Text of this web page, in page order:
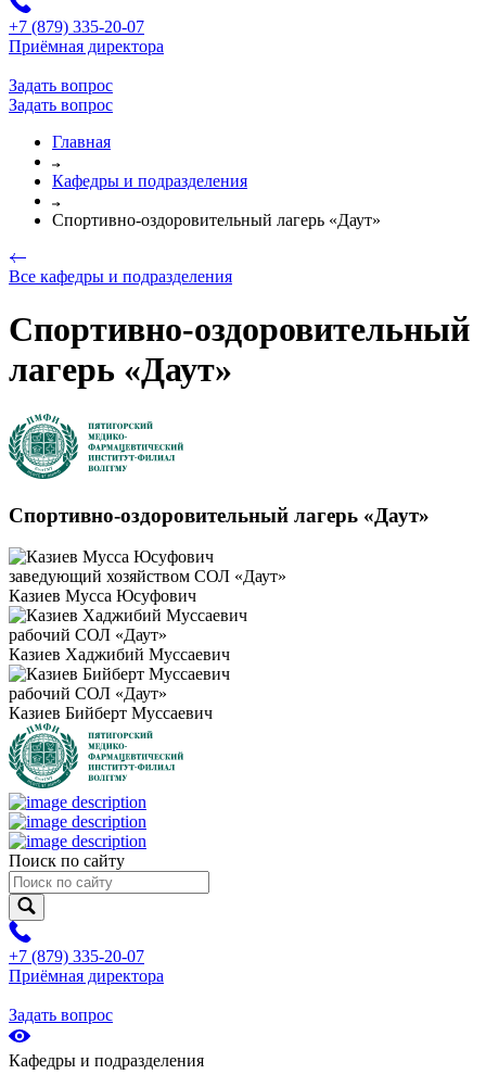
+7 (879) 335-20-07
Приёмная директора
Задать вопрос
Задать вопрос
Главная
Кафедры и подразделения
Спортивно-оздоровительный лагерь «Даут»
Все кафедры и подразделения
Спортивно-оздоровительный
лагерь «Даут»
Спортивно-оздоровительный лагерь «Даут»
заведующий хозяйством СОЛ «Даут»
Казиев Мусса Юсуфович
рабочий СОЛ «Даут»
Казиев Хаджибий Муссаевич
рабочий СОЛ «Даут»
Казиев Бийберт Муссаевич
Поиск по сайту
+7 (879) 335-20-07
Приёмная директора
Задать вопрос
Кафедры и подразделения